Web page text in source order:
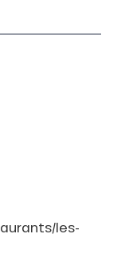
les-